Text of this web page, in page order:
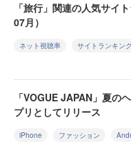
「旅行」関連の人気サイ
07月）
ネット視聴率 サイトランキン
「VOGUE JAPAN」夏の
プリとしてリリース
iPhone ファッション